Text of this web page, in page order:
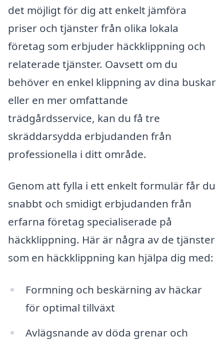
det möjligt för dig att enkelt jämföra
priser och tjänster från olika lokala
företag som erbjuder häckklippning och
relaterade tjänster. Oavsett om du
behöver en enkel klippning av dina buskar
eller en mer omfattande
trädgårdsservice, kan du få tre
skräddarsydda erbjudanden från
professionella i ditt område.
Genom att fylla i ett enkelt formulär får du
snabbt och smidigt erbjudanden från
erfarna företag specialiserade på
häckklippning. Här är några av de tjänster
som en häckklippning kan hjälpa dig med:
Formning och beskärning av häckar
för optimal tillväxt
Avlägsnande av döda grenar och